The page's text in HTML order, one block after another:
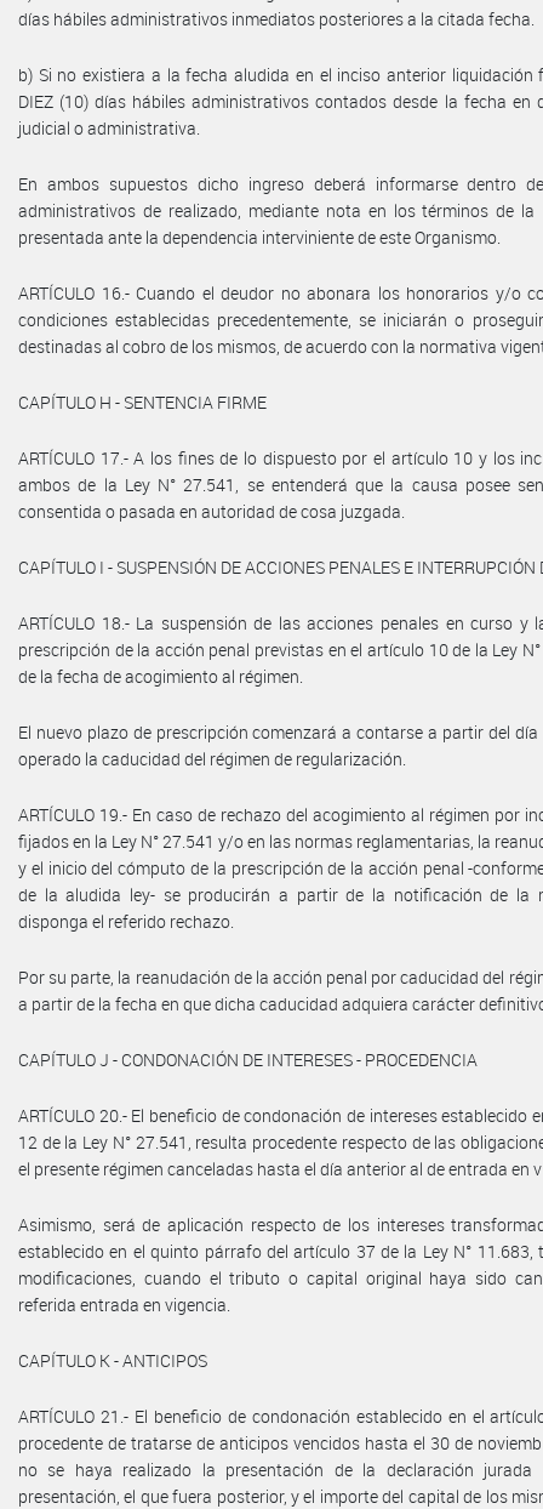
días hábiles administrativos inmediatos posteriores a la citada fecha.
b) Si no existiera a la fecha aludida en el inciso anterior
DIEZ (10) días hábiles administrativos contados desde la fecha en
judicial o administrativa.
En ambos supuestos dicho ingreso deberá informarse dentro
administrativos de realizado, mediante nota en los términos de la
presentada ante la dependencia interviniente de este Organismo.
ARTÍCULO 16.- Cuando el deudor no abonara los honorarios y/o
condiciones establecidas precedentemente, se iniciarán o
destinadas al cobro de los mismos, de acuerdo con la normativa
CAPÍTULO H - SENTENCIA FIRME
ARTÍCULO 17.- A los fines de lo dispuesto por el artículo 10 y los
ambos de la Ley N° 27.541, se entenderá que la causa posee
consentida o pasada en autoridad de cosa juzgada.
CAPÍTULO I - SUSPENSIÓN DE ACCIONES PENALES E
ARTÍCULO 18.- La suspensión de las acciones penales en curso
prescripción de la acción penal previstas en el artículo 10 de la Ley
de la fecha de acogimiento al régimen.
El nuevo plazo de prescripción comenzará a contarse a partir del
operado la caducidad del régimen de regularización.
ARTÍCULO 19.- En caso de rechazo del acogimiento al régimen por
fijados en la Ley N° 27.541 y/o en las normas reglamentarias, la
y el inicio del cómputo de la prescripción de la acción penal -
de la aludida ley- se producirán a partir de la notificación de la
disponga el referido rechazo.
Por su parte, la reanudación de la acción penal por caducidad del
a partir de la fecha en que dicha caducidad adquiera carácter
CAPÍTULO J - CONDONACIÓN DE INTERESES - PROCEDENCIA
ARTÍCULO 20.- El beneficio de condonación de intereses
12 de la Ley N° 27.541, resulta procedente respecto de las
el presente régimen canceladas hasta el día anterior al de entrada en
Asimismo, será de aplicación respecto de los intereses
establecido en el quinto párrafo del artículo 37 de la Ley N°
modificaciones, cuando el tributo o capital original haya sido
referida entrada en vigencia.
CAPÍTULO K - ANTICIPOS
ARTÍCULO 21.- El beneficio de condonación establecido en el
procedente de tratarse de anticipos vencidos hasta el 30 de
no se haya realizado la presentación de la declaración
presentación, el que fuera posterior, y el importe del capital de los